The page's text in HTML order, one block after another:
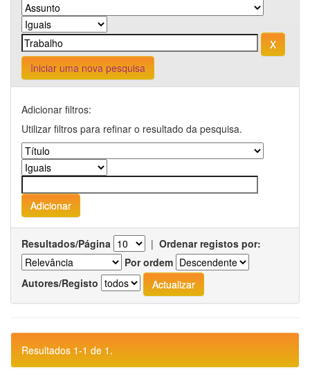
Iniciar uma nova pesquisa
Adicionar filtros:
Utilizar filtros para refinar o resultado da pesquisa.
Resultados/Página | Ordenar registos por:
Por ordem
Autores/Registo
Resultados 1-1 de 1.